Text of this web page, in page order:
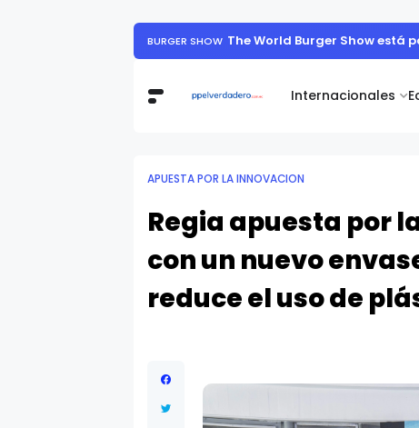
Internacionales
BURGER SHOW The World Burger Show está
APUESTA POR LA INNOVACION
Regia apuesta por
con un nuevo
reduce el uso de